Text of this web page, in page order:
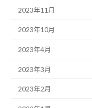
2023年11月
2023年10月
2023年4月
2023年3月
2023年2月